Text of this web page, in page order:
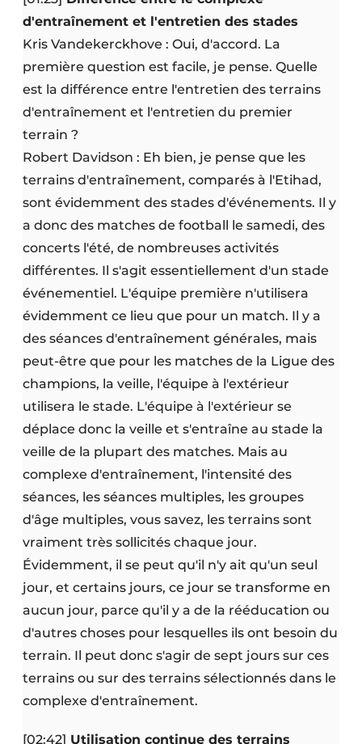
d'entraînement et l'entretien des stades
Kris Vandekerckhove : Oui, d'accord. La
première question est facile, je pense. Quelle
est la différence entre l'entretien des terrains
d'entraînement et l'entretien du premier
terrain ?
Robert Davidson : Eh bien, je pense que les
terrains d'entraînement, comparés à l'Etihad,
sont évidemment des stades d'événements. Il y
a donc des matches de football le samedi, des
concerts l'été, de nombreuses activités
différentes. Il s'agit essentiellement d'un stade
événementiel. L'équipe première n'utilisera
évidemment ce lieu que pour un match. Il y a
des séances d'entraînement générales, mais
peut-être que pour les matches de la Ligue des
champions, la veille, l'équipe à l'extérieur
utilisera le stade. L'équipe à l'extérieur se
déplace donc la veille et s'entraîne au stade la
veille de la plupart des matches. Mais au
complexe d'entraînement, l'intensité des
séances, les séances multiples, les groupes
d'âge multiples, vous savez, les terrains sont
vraiment très sollicités chaque jour.
Évidemment, il se peut qu'il n'y ait qu'un seul
jour, et certains jours, ce jour se transforme en
aucun jour, parce qu'il y a de la rééducation ou
d'autres choses pour lesquelles ils ont besoin du
terrain. Il peut donc s'agir de sept jours sur ces
terrains ou sur des terrains sélectionnés dans le
complexe d'entraînement.
[02:42] Utilisation continue des terrains